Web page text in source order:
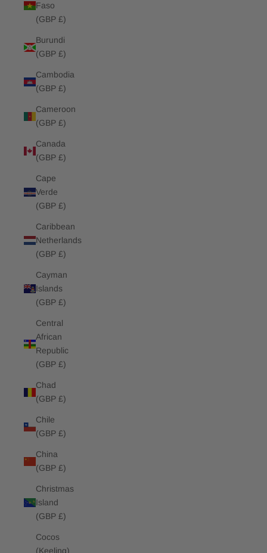
Faso
(GBP £)
Burundi
(GBP £)
Cambodia
(GBP £)
Cameroon
(GBP £)
Canada
(GBP £)
Cape
Verde
(GBP £)
Caribbean
Netherlands
(GBP £)
Cayman
Islands
(GBP £)
Central
African
Republic
(GBP £)
Chad
(GBP £)
Chile
(GBP £)
China
(GBP £)
Christmas
Island
(GBP £)
Cocos
(Keeling)